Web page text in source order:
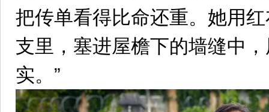
把传单看得比命还重。她用
支里，塞进屋檐下的墙缝中
实。”